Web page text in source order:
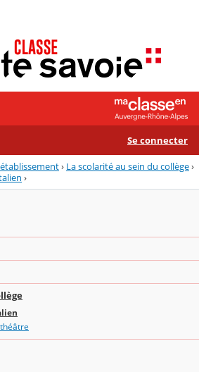
Se connecter
› La scolarité au sein du collège›
›